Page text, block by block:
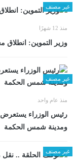
غير مصنف
منذ 12 شهرًا
وزير التموين: انطلاق معارض أهلًا
غير مصنف
منذ عام واحد
رئيس الوزراء
ومدينة شمس الحكمة
غير مصنف